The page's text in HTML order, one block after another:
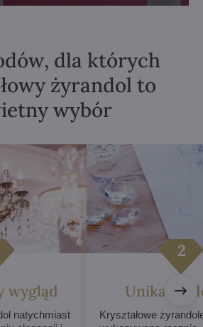
dla których
żyrandol to
wybór
wygląd
natychmiast
Unikalne
Kryształowe